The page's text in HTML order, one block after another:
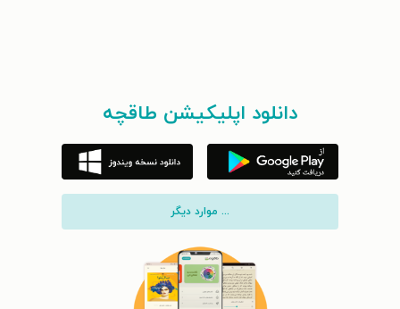
دانلود اپلیکیشن طاقچه
... موارد دیگر